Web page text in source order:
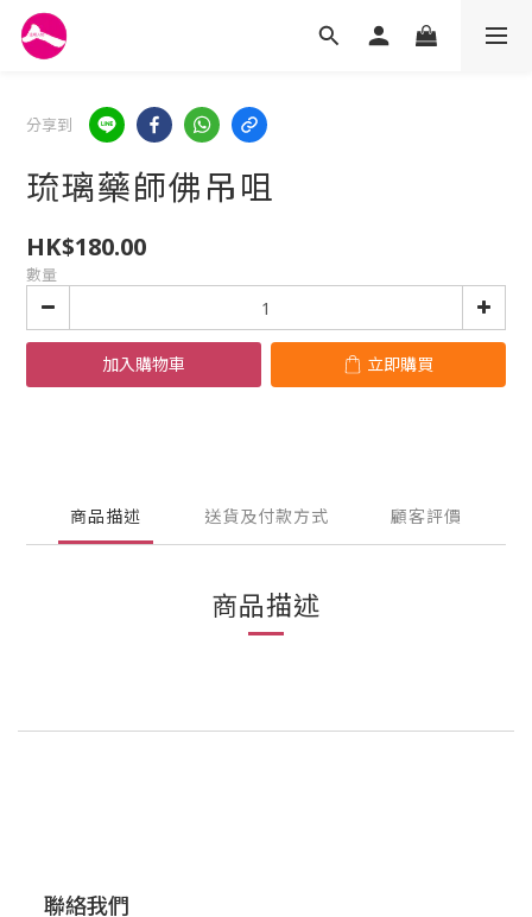
分享到
琉璃藥師佛吊咀
HK$180.00
數量
加入購物車 立即購買
商品描述 送貨及付款方式 顧客評價
商品描述
聯絡我們